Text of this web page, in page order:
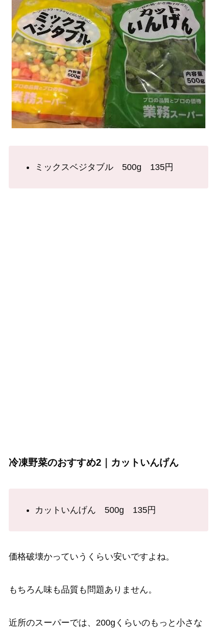
ミックスベジタブル 500g 135円
冷凍野菜のおすすめ2｜カットいんげん
カットいんげん 500g 135円
価格破壊かっていうくらい安いですよね。
もちろん味も品質も問題ありません。
近所のスーパーでは、200gくらいのもっと小さな